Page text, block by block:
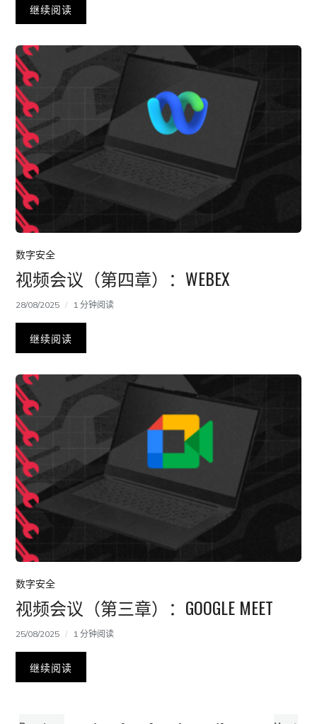
继续阅读
数字安全
视频会议（第四章）：WEBEX
28/08/2025 1 分钟阅读
继续阅读
数字安全
视频会议（第三章）：GOOGLE MEET
25/08/2025 1 分钟阅读
继续阅读